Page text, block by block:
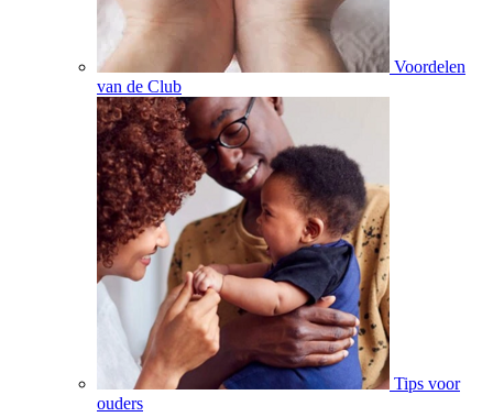
Voordelen
van de Club
Tips voor
ouders